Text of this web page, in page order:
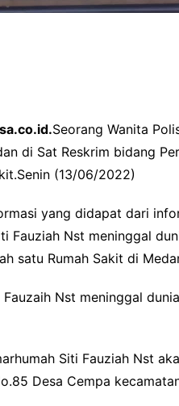
Seorang Wanita
di Sat Reskrim bidang
(13/06/2022)
yang didapat dari
Fauziah Nst meninggal
satu Rumah Sakit di
Fauzaih Nst meninggal
Siti Fauziah Nst
Desa Cempa